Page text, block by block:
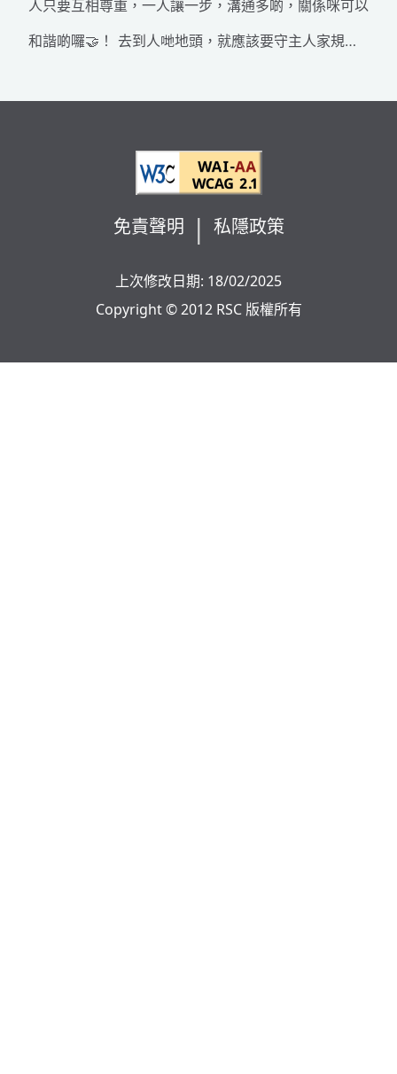
路使用者互諒互讓，就如同情侶嘅相處之道。要做個負
責任嘅伴侶同道路使用者，記得係需要時候就要讓一讓
急車輛 #交通安全 #道路安全 #蛋の戀愛劇場
人只要互相尊重，一人讓一步，溝通多啲，關係咪可以
和諧啲囉🤝！ 去到人哋地頭，就應該要守主人家規
遵守嘅交通標誌🚦、交通燈號、道路標記及交通規則。
無人可以喺馬路上「打橫行」，騎踏或用單車時應謹慎
和專注，並適當顧及其他道路使用者嘅安全🤷‍♀️！ #入
安全 #婆媳糾紛 #蛋の戀愛劇場
免責聲明 私隱政策
上次修改日期: 18/02/2025
Copyright © 2012 RSC 版權所有